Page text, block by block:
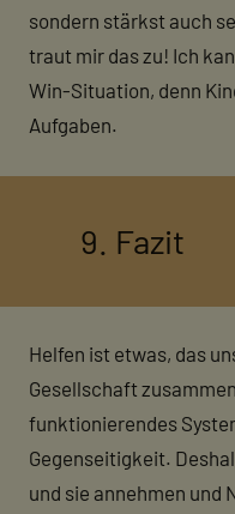
sondern stärkst auch
traut mir das zu! Ich
Win-Situation, denn
Aufgaben.
9. Fazit
Helfen ist etwas, das
Gesellschaft
funktionierendes
Gegenseitigkeit.
und sie annehmen und